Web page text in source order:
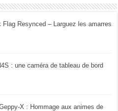
Flag Resynced – Larguez les amarres
: une caméra de tableau de bord
X : Hommage aux animes de